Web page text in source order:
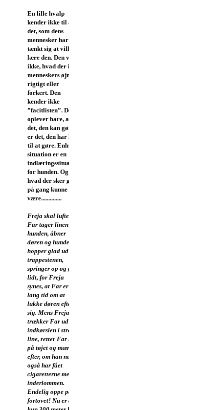
En lille hvalp
kender ikke til alt
det, som dens
mennesker har
tænkt sig at ville
lære den. Den ved
ikke, hvad der i
menneskers øjne er
rigtigt eller
forkert. Den
kender ikke
”facitlisten”. Den
oplever bare, at
det, den kan gøre,
er det, den har lov
til at gøre. Enhver
situation er en
indlæringssituation
for hunden. Og
hvad der sker gang
på gang kunne
være..............
Freja skal luftes.
Far tager linen på
hunden, åbner
døren og hunden
hopper glad ud på
trappestenen,
springer op og gøer
lidt, for Freja
synes, at Far er
lang tid om at
lukke døren efter
sig. Mens Freja
trækker Far ud ad
indkørslen i stram
line, retter Far lidt
på tøjet og mærker
efter, om han nu
også har fået
cigaretterne med i
inderlommen.
Endelig oppe på
fortovet! Nu er der